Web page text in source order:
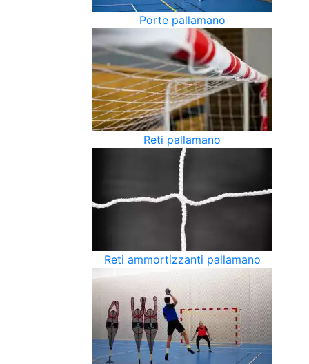
Porte pallamano
Reti pallamano
Reti ammortizzanti pallamano